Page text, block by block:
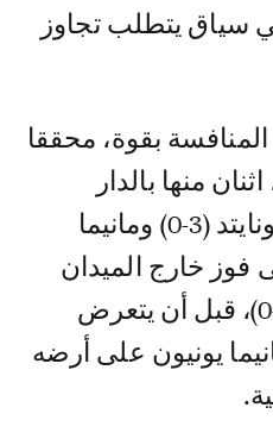
سياق يتطلب تجاوز
بقوة، محققا
منها بالدار
البيضاء أمام نايروبي يونايتد (3-0) ومانيما
إلى فوز خارج الميدان
على عزام إف سي (1-0)، قبل أن يتعرض
يونيون على أرضه